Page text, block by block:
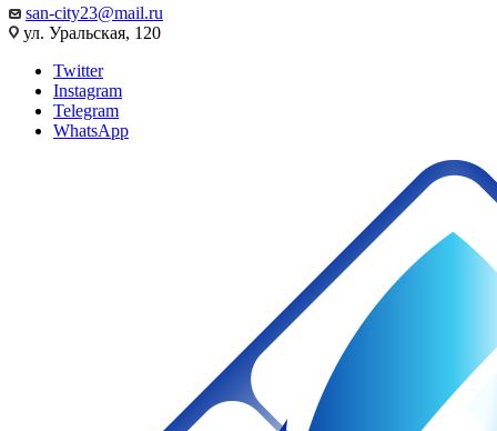
san-city23@mail.ru
ул. Уральская, 120
Twitter
Instagram
Telegram
WhatsApp